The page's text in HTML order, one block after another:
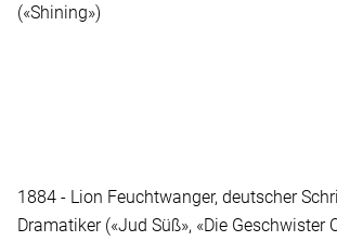
(«Shining»)
1884 - Lion Feuchtwanger, deutscher
Dramatiker («Jud Süß», «Die Geschwister